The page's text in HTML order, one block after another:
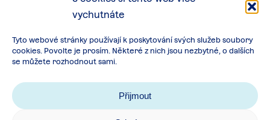
vychutnáte
Tyto webové stránky používají k poskytování svých služeb soubory
cookies. Povolte je prosím. Některé z nich jsou nezbytné, o dalších
se můžete rozhodnout sami.
Přijmout